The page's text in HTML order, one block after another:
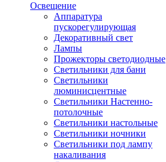
Освещение
Аппаратура
пускорегулирующая
Декоративный свет
Лампы
Прожекторы светодиодные
Светильники для бани
Светильники
люминисцентные
Светильники Настенно-
потолочные
Светильники настольные
Светильники ночники
Светильники под лампу
накаливания